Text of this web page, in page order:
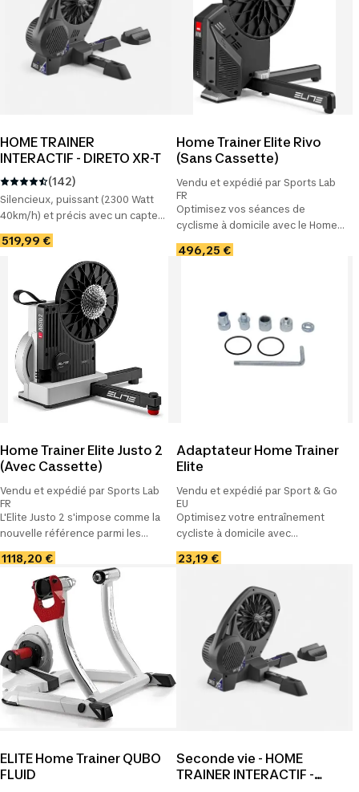
HOME TRAINER
INTERACTIF - DIRETO XR-T
(142)
Silencieux, puissant (2300 Watt
40km/h) et précis avec un capteur
de puissance intégré Livré avec 12
mois gratuit de l'Application My E-
519,99 €
Home Trainer Elite Rivo
(Sans Cassette)
Vendu et expédié par Sports Lab
FR
Optimisez vos séances de
cyclisme à domicile avec le Home
Trainer Elite Rivo, l’équipement
incontournable pour des
496,25 €
Home Trainer Elite Justo 2
(Avec Cassette)
Vendu et expédié par Sports Lab
FR
L'Elite Justo 2 s'impose comme la
nouvelle référence parmi les
home trainers intelligents haut de
gamme pour le cyclisme en
intérieur, surpassant son
prédécesseur avec des
améliorations.
1118,20 €
Adaptateur Home Trainer
Elite
Vendu et expédié par Sport & Go
EU
Optimisez votre entraînement
cycliste à domicile avec
l'adaptateur Home Trainer Elite de
la marque Elite. Gardez la forme,
extérieures.
23,19 €
ELITE Home Trainer QUBO
FLUID
Seconde vie - HOME
TRAINER INTERACTIF -